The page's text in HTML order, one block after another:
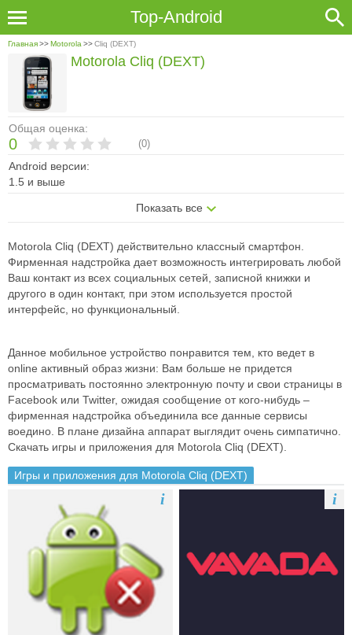
Top-Android
Главная>>Motorola >>Cliq (DEXT)
Общая оценка:
0 (0)
Android версии:
1.5 и выше
Показать все
Motorola Cliq (DEXT)
Motorola Cliq (DEXT) действительно классный смартфон.
Фирменная надстройка дает возможность интегрировать любой
Ваш контакт из всех социальных сетей, записной книжки и
другого в один контакт, при этом используется простой
интерфейс, но функциональный.
Данное мобильное устройство понравится тем, кто ведет в
online активный образ жизни: Вам больше не придется
просматривать постоянно электронную почту и свои страницы в
Facebook или Twitter, ожидая сообщение от кого-нибудь –
фирменная надстройка объединила все данные сервисы
воедино. В плане дизайна аппарат выглядит очень симпатично.
Скачать игры и приложения для Motorola Cliq (DEXT).
Игры и приложения для Motorola Cliq (DEXT)
i i